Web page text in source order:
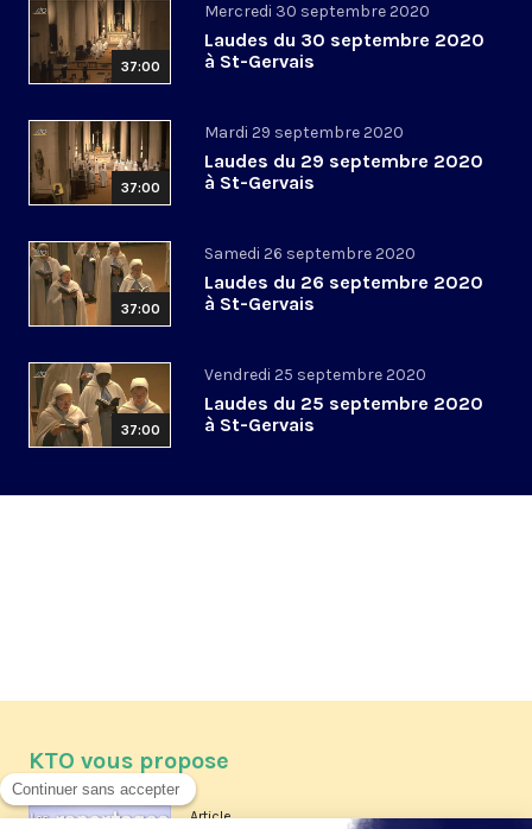
37:00
Mercredi 30 septembre 2020
Laudes du 30 septembre 2020
à St-Gervais
37:00
Mardi 29 septembre 2020
Laudes du 29 septembre 2020
à St-Gervais
37:00
Samedi 26 septembre 2020
Laudes du 26 septembre 2020
à St-Gervais
37:00
Vendredi 25 septembre 2020
Laudes du 25 septembre 2020
à St-Gervais
KTO vous propose
Article